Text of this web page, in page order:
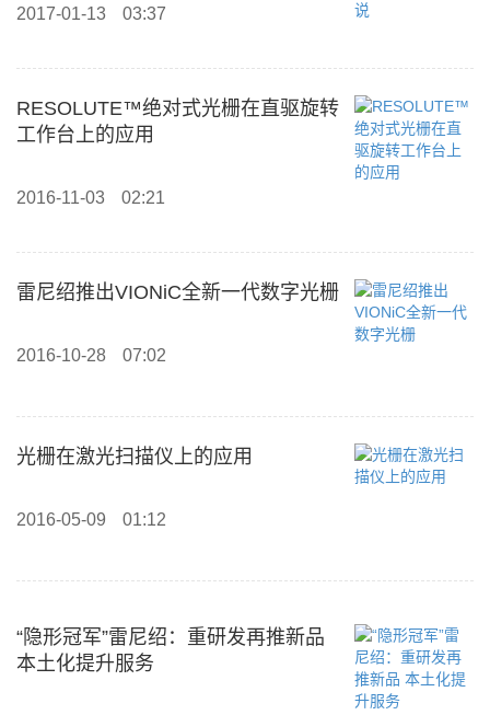
2017-01-13 03:37
RESOLUTE™绝对式光栅在直驱旋转
工作台上的应用
2016-11-03 02:21
雷尼绍推出VIONiC全新一代数字光栅
2016-10-28 07:02
光栅在激光扫描仪上的应用
2016-05-09 01:12
“隐形冠军”雷尼绍：重研发再推新品
本土化提升服务